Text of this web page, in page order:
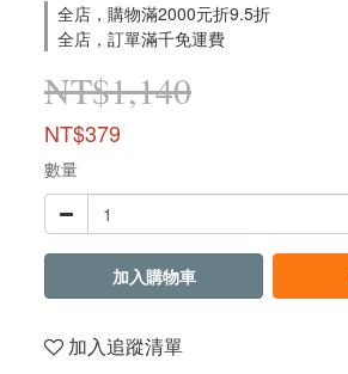
全店，購物滿2000元折9.5折
全店，訂單滿千免運費
NT$1,140
NT$379
數量
加入購物車
加入追蹤清單